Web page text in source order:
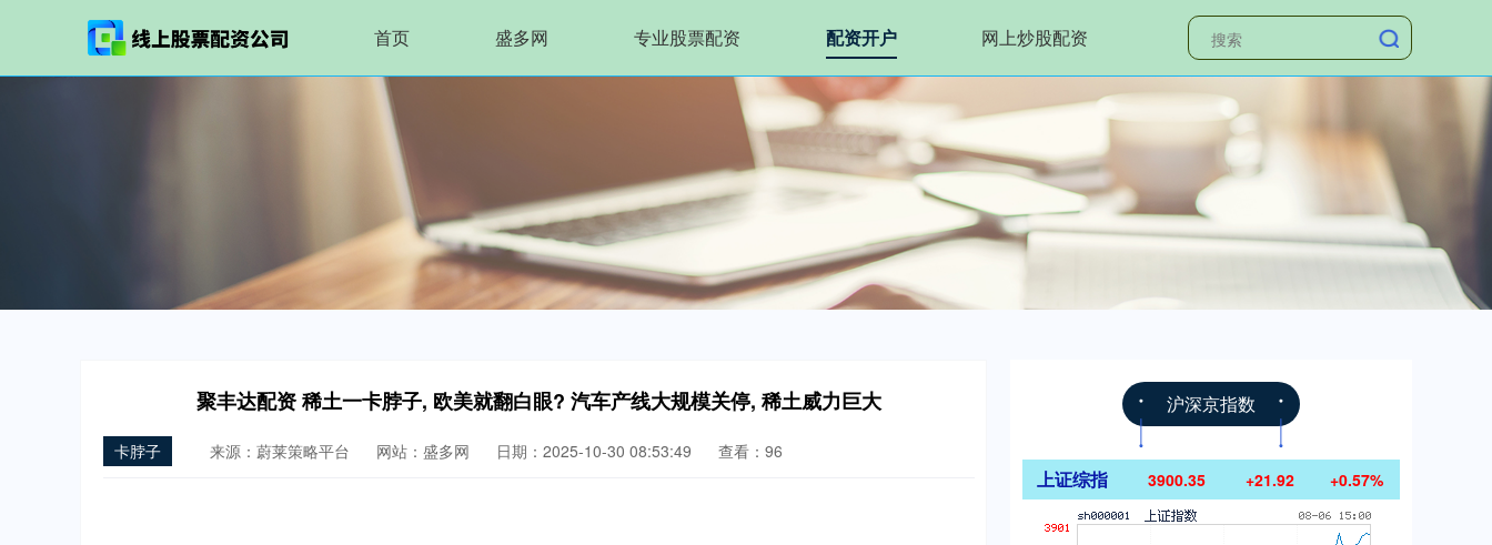
首页 盛多网 专业股票配资 配资开户 网上炒股配资
聚丰达配资 稀土一卡脖子, 欧美就翻白眼? 汽车产线大规模关停, 稀土威力巨大
卡脖子 来源：蔚莱策略平台 网站：盛多网 日期：2025-10-30 08:53:49 查看：96
沪深京指数
上证综指 3900.35 +21.92 +0.57%